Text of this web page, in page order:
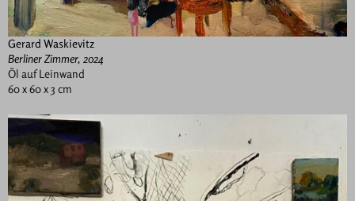
Gerard Waskievitz
Berliner Zimmer, 2024
Öl auf Leinwand
60 x 60 x 3 cm